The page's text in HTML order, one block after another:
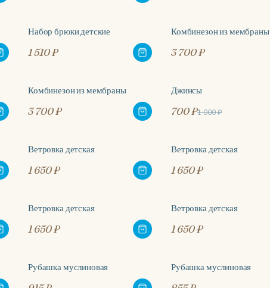
Набор брюки детские
1 510 ₽
Комбинезон из мембраны
3 700 ₽
Комбинезон из мембраны
3 700 ₽
-30%
Джинсы
700 ₽1 000 ₽
Ветровка детская
1 650 ₽
Ветровка детская
1 650 ₽
Ветровка детская
1 650 ₽
Ветровка детская
1 650 ₽
Рубашка муслиновая Рубашка муслиновая